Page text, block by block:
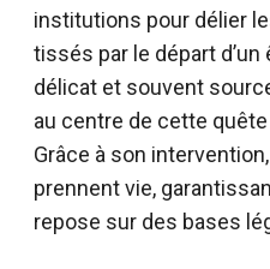
institutions pour délier
tissés par le départ d’un
délicat et souvent
au centre de cette
Grâce à son
prennent vie,
repose sur des bases